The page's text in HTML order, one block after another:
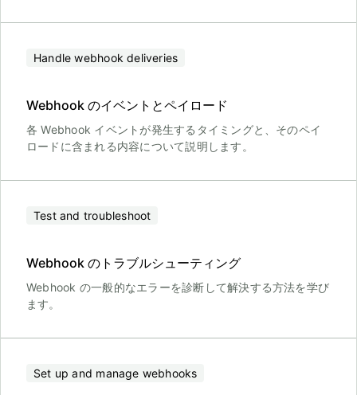
Handle webhook deliveries
Webhook のイベントとペイロード
各 Webhook イベントが発生するタイミングと、そのペイ
ロードに含まれる内容について説明します。
Test and troubleshoot
Webhook のトラブルシューティング
Webhook の一般的なエラーを診断して解決する方法を学び
ます。
Set up and manage webhooks